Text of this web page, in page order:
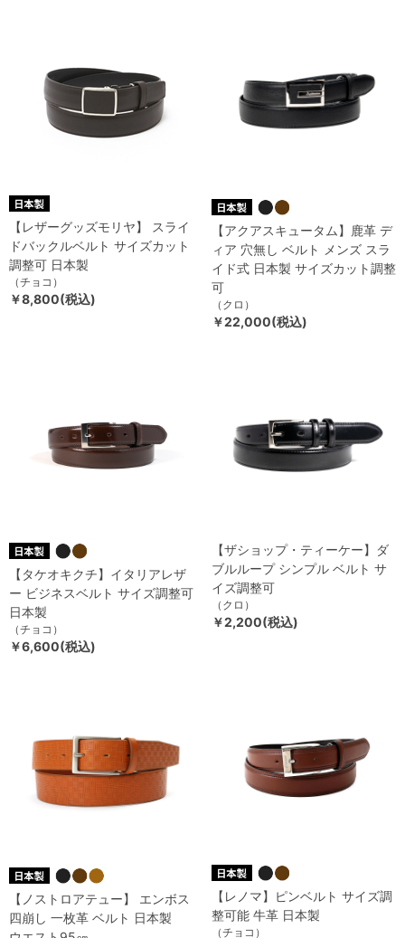
【レザーグッズモリヤ】 スライ
ドバックルベルト サイズカット
調整可 日本製
（チョコ）
￥8,800(税込)
【アクアスキュータム】鹿革 デ
ィア 穴無し ベルト メンズ スラ
イド式 日本製 サイズカット調整
可
（クロ）
￥22,000(税込)
【タケオキクチ】イタリアレザ
ー ビジネスベルト サイズ調整可
日本製
（チョコ）
￥6,600(税込)
【ザショップ・ティーケー】ダ
ブルループ シンプル ベルト サ
イズ調整可
（クロ）
￥2,200(税込)
【ノストロアテュー】 エンボス
四崩し 一枚革 ベルト 日本製
【レノマ】ピンベルト サイズ調
整可能 牛革 日本製
（チョコ）